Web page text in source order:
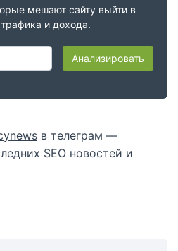
мешают сайту выйти в
и дохода.
Анализировать
в телеграм —
SEO новостей и